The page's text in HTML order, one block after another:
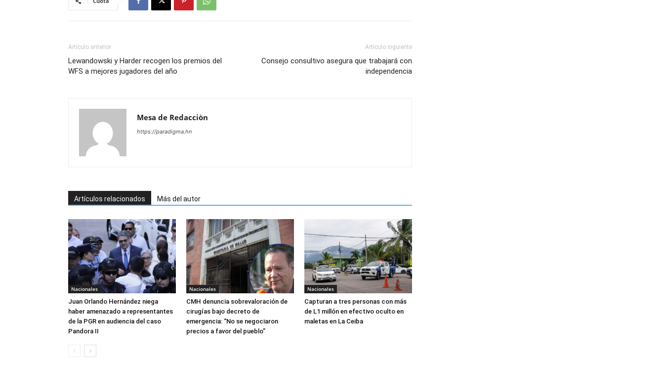
Artículo anterior
Lewandowski y Harder recogen los premios del
WFS a mejores jugadores del año
Artículo siguiente
Consejo consultivo asegura que trabajará con
independencia
Mesa de Redacciòn
https://paradigma.hn
Artículos relacionados Más del autor
Nacionales
Juan Orlando Hernández niega
haber amenazado a representantes
de la PGR en audiencia del caso
Pandora II
Nacionales
CMH denuncia sobrevaloración de
cirugías bajo decreto de
emergencia: “No se negociaron
precios a favor del pueblo”
Nacionales
Capturan a tres personas con más
de L1 millón en efectivo oculto en
maletas en La Ceiba